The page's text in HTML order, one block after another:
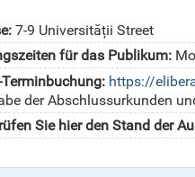
7-9 Universității Street
für das Publikum:
Terminbuchung: https://
der Abschlussurkunden
Sie hier den Stand der